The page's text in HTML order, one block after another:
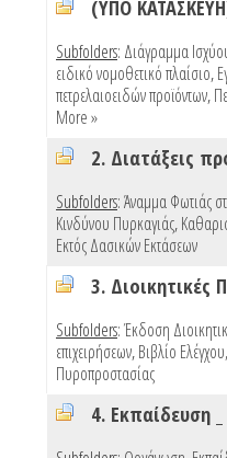
(ΥΠΟ
Subfolders: Διάγραμμα
ειδικό νομοθετικό πλαίσιο,
πετρελαιοειδών προϊόντων,
More »
Subfolders:Άναμμα Φωτιάς
Κινδύνου Πυρκαγιάς,
Εκτός Δασικών Εκτάσεων
3. Διοικητικές
Subfolders:Έκδοση
επιχειρήσεων,Βιβλίο
Πυροπροστασίας
4. Εκπαίδευση